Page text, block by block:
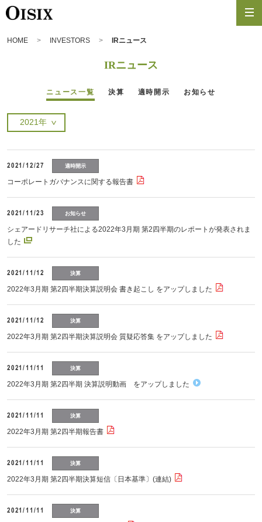
HOME INVESTORS IRニュース
IRニュース
ニュース一覧 決算 適時開示 お知らせ
2021/12/27 適時開示
コーポレートガバナンスに関する報告書
2021/11/23 お知らせ
シェアードリサーチ社による2022年3月期 第2四半期のレポートが発表されま
した
2021/11/12 決算
2022年3月期 第2四半期決算説明会 書き起こし をアップしました
2021/11/12 決算
2022年3月期 第2四半期決算説明会 質疑応答集 をアップしました
2021/11/11 決算
2022年3月期 第2四半期 決算説明動画 をアップしました
2021/11/11 決算
2022年3月期 第2四半期報告書
2021/11/11 決算
2022年3月期 第2四半期決算短信〔日本基準〕(連結)
2021/11/11 決算